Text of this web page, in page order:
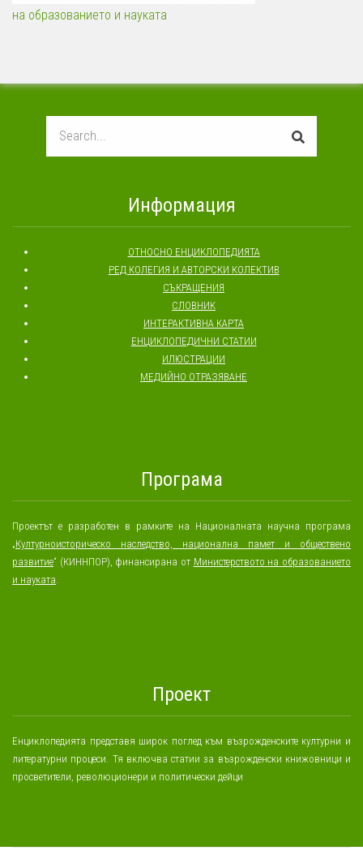
на образованието и науката
Информация
ОТНОСНО ЕНЦИКЛОПЕДИЯТА
РЕД КОЛЕГИЯ И АВТОРСКИ КОЛЕКТИВ
СЪКРАЩЕНИЯ
СЛОВНИК
ИНТЕРАКТИВНА КАРТА
ЕНЦИКЛОПЕДИЧНИ СТАТИИ
ИЛЮСТРАЦИИ
МЕДИЙНО ОТРАЗЯВАНЕ
Програма
Проектът е разработен в рамките на Националната научна програма
„Културноисторическо наследство, национална памет и обществено
развитие“ (КИННПОР), финансирана от Министерството на образованието
и науката.
Проект
Енциклопедията представя широк поглед към възрожденските културни и
литературни процеси. Тя включва статии за възрожденски книжовници и
просветители, революционери и политически дейци